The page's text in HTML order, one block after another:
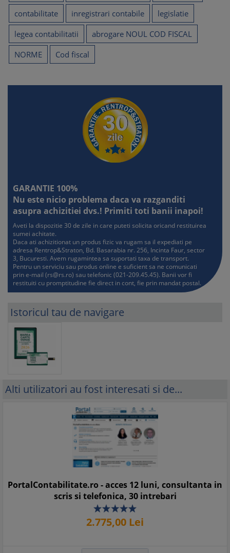
contabilitate inregistrari contabile
legislatie
legea contabilitatii
abrogare NOUL COD FISCAL
NORME
Cod fiscal
GARANTIE 100%
Nu este nicio problema daca va razganditi
asupra achizitiei dvs.! Primiti toti banii inapoi!
Aveti la dispozitie 30 de zile in care puteti solicita oricand restituirea
sumei achitate.
Daca ati achizitionat un produs fizic va rugam sa il expediati pe
adresa Rentrop&Straton, Bd. Basarabia nr. 256, Incinta Faur, sector
3, Bucuresti. Avem rugamintea sa suportati taxa de transport.
Pentru un serviciu sau produs online e suficient sa ne comunicati
prin e-mail (rs@rs.ro) sau telefonic (021-209.45.45). Banii vor fi
restituiti cu promptitudine fie direct in cont, fie prin mandat postal.
Istoricul tau de navigare
Alti utilizatori au fost interesati si de...
PortalContabilitate.ro - acces 12 luni, consultanta in
scris si telefonica, 30 intrebari
2.775,00 Lei